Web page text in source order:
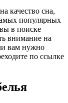
качество сна,
популярных
в поиске
внимание на
вам нужно
по ссылке